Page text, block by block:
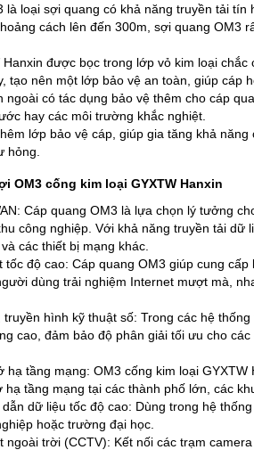
là loại sợi quang có khả năng truyền tải
cách lên đến 300m, sợi quang OM3
được bọc trong lớp vỏ kim loại
tạo nên một lớp bảo vệ an toàn, giúp cáp
ngoài có tác dụng bảo vệ thêm cho cáp
hay các môi trường khắc nghiệt.
lớp bảo vệ cáp, giúp gia tăng khả
hỏng.
OM3 cống kim loại GYXTW Hanxin
Cáp quang OM3 là lựa chọn lý tưởng
công nghiệp. Với khả năng truyền tải
các thiết bị mạng khác.
độ cao: Cáp quang OM3 giúp cung
dùng trải nghiệm Internet mượt mà,
hình kỹ thuật số: Trong các hệ
cao, đảm bảo độ phân giải tối ưu cho
hạ tầng mạng: OM3 cống kim loại
tầng mạng tại các thành phố lớn, các
dữ liệu tốc độ cao: Dùng trong hệ
hoặc trường đại học.
ngoài trời (CCTV): Kết nối các trạm